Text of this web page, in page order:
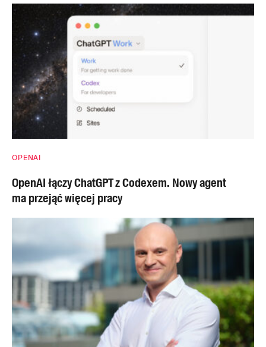
OPENAI
OpenAI łączy ChatGPT z Codexem. Nowy agent
ma przejąć więcej pracy